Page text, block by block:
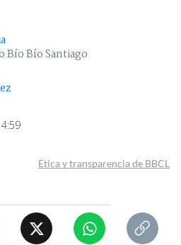
Bío Bío Santiago
Ética y transparencia de BBCL